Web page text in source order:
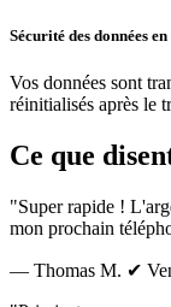
Sécurité des données
Vos données sont
réinitialisés après le
Ce que
"Super rapide !
mon prochain
— Thomas M. ✔